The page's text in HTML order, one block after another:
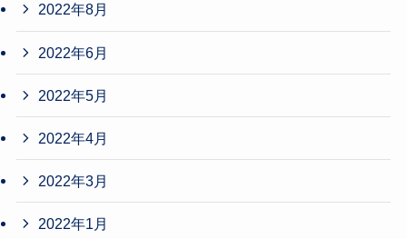
2022年8月
2022年6月
2022年5月
2022年4月
2022年3月
2022年1月